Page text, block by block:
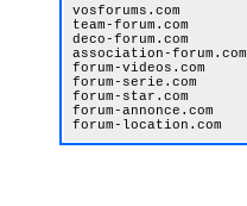
vosforums.com
team-forum.com
deco-forum.com
association-forum.com
forum-videos.com
forum-serie.com
forum-star.com
forum-annonce.com
forum-location.com